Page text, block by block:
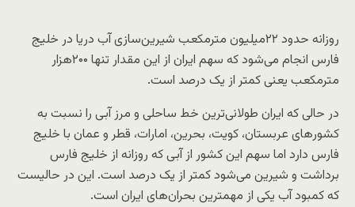
روزانه حدود ۲۲میلیون مترمکعب شیرین‌سازی آب دریا در خلیج
فارس انجام می‌شود که سهم ایران از این مقدار تنها ۲۰۰هزار
مترمکعب یعنی کمتر از یک درصد است.
در حالی که ایران طولانی‌ترین خط ساحلی و مرز آبی را نسبت به
کشورهای عربستان، کویت، بحرین، امارات، قطر و عمان با خلیج
فارس دارد اما سهم این کشور از آبی که روزانه از خلیج فارس
برداشت و شیرین می‌شود کمتر از یک درصد است. این در حالیست
که کمبود آب یکی از مهمترین بحران‌های ایران است.